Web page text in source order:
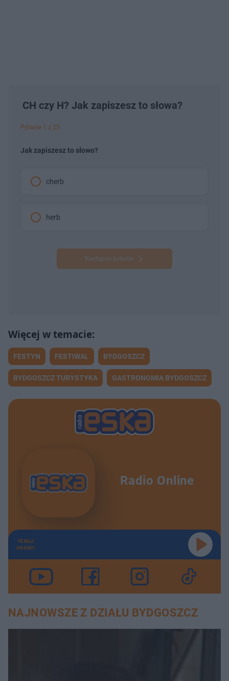
CH czy H? Jak zapiszesz to słowa?
Pytanie 1 z 25
Jak zapiszesz to słowo?
cherb
herb
Następne pytanie
FESTYN FESTIWAL BYDGOSZCZ
BYDGOSZCZ TURYSTYKA GASTRONOMIA BYDGOSZCZ
Radio Online
TERAZ
GRAMY
NAJNOWSZE Z DZIAŁU BYDGOSZCZ